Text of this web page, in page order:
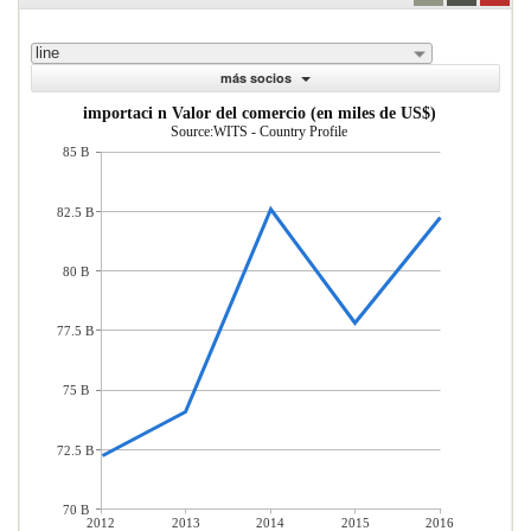
line
más socios
importaci n Valor del comercio (en miles de US$)
Source:WITS - Country Profile
2012 2013 2014 2015
2016
85 B
82.5 B
80 B
77.5 B
75 B
72.5 B
70 B